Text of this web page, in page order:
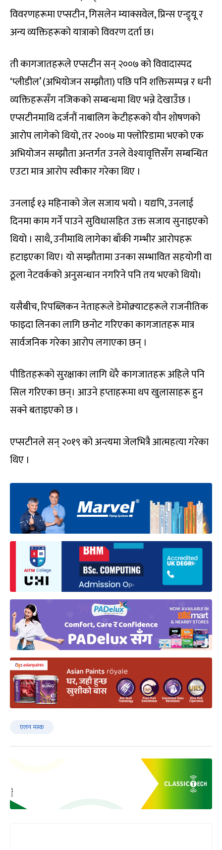
विवरणहरूमा एप्सटीन, गिसलेन म्याक्सवेल, प्रिन्स एन्ड्र्यू र
अन्य व्यक्तिहरूको यात्राको विवरण दर्ता छ।
ती कागजातहरूले एप्सटीन सन् २००७ को विवादास्पद
‘प्लीडील’ (अभियोजन सम्झौता) पछि पनि शक्तिसम्पन्न र धनी
व्यक्तिहरूसँग नजिकको सम्बन्धमा थिए भन्ने देखाउँछ ।
एप्सटीनमाथि दर्जनौं नाबालिग केटीहरूको यौन शोषणको
आरोप लागेको थियो, तर २००७ मा फ्लोरिडामा भएको एक
अभियोजन सम्झौता अन्तर्गत उनले वेश्यावृत्तिसँग सम्बन्धित
एउटा मात्र आरोप स्वीकार गरेका थिए ।
उनलाई १३ महिनाको जेल सजाय भयो । यद्यपि, उनलाई
दिनमा काम गर्ने पाउने सुविधासहित उक्त सजाय सुनाइएको
थियो । साथै, उनीमाथि लागेका बाँकी गम्भीर आरोपहरू
हटाइएका थिए। यो सम्झौतामा उनका सम्भावित सहयोगी वा
ठूला नेटवर्कको अनुसन्धान नगरिने पनि तय भएको थियो।
यसैबीच, रिपब्लिकन नेताहरूले डेमोक्र्याटहरूले राजनीतिक
फाइदा लिनका लागि छनोट गरिएका कागजातहरू मात्र
सार्वजनिक गरेका आरोप लगाएका छन् ।
पीडितहरूको सुरक्षाका लागि धेरै कागजातहरू अहिले पनि
सिल गरिएका छन्। आउने हप्ताहरूमा थप खुलासाहरू हुन
सक्ने बताइएको छ ।
एप्सटीनले सन् २०१९ को अन्त्यमा जेलभित्रै आत्महत्या गरेका
थिए ।
एलन मस्क